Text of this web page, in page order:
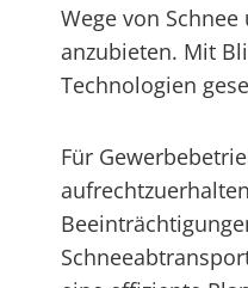
Wege von
anzubieten. Mit
Technologien
Für